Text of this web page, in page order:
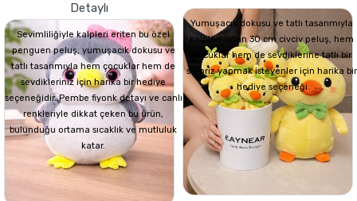
Detaylı
Sevimliliğiyle kalpleri eriten bu özel
penguen peluş, yumuşacık dokusu ve
tatlı tasarımıyla hem çocuklar hem de
sevdikleriniz için harika bir hediye
seçeneğidir. Pembe fiyonk detayı ve canlı
renkleriyle dikkat çeken bu ürün,
bulunduğu ortama sıcaklık ve mutluluk
katar.
Yumuşacık dokusu ve tatlı tasarımıyla
kalpleri ısıtan 30 cm civciv peluş, hem
çocuklar hem de sevdiklerine tatlı bir
sürpriz yapmak isteyenler için harika bir
hediye seçeneği